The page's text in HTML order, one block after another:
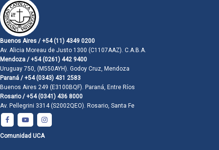
Buenos Aires / +54 (11) 4349 0200
Av. Alicia Moreau de Justo 1300 (C1107AAZ). C.A.B.A.
Mendoza / +54 (0261) 442 9400
Uruguay 750, (M550AYH). Godoy Cruz, Mendoza
Paraná / +54 (0343) 431 2583
Buenos Aires 249 (E3100BQF). Paraná, Entre Ríos
Rosario / +54 (0341) 436 8000
Av. Pellegrini 3314 (S2002QEO). Rosario, Santa Fe
Comunidad UCA